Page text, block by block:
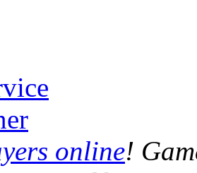
online!